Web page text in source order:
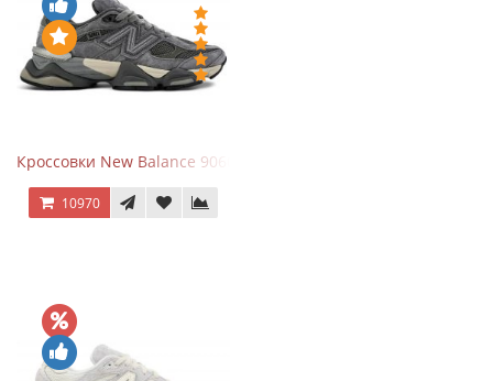
Кроссовки New Balance 9060 x Joe Freshgoods Dark Grey
10970